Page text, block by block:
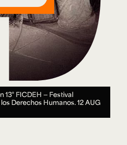
13° FICDEH — Festival
Derechos Humanos.12 AUG